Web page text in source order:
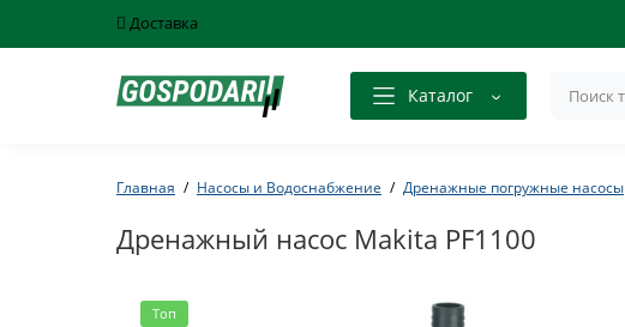
Доставка
Каталог
Главная Насосы и Водоснабжение Дренажные погружные насосы
Дренажный насос Makita PF1100
Топ